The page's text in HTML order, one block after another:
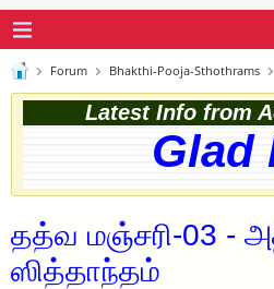
Forum Bhakthi-Pooja-Sthothrams
Latest Info from
Glad
தத்வ மஞ்சரி-03 -
ஸித்தாந்தம்